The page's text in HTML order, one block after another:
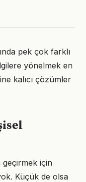
pek çok farklı
yönelmek en
kalıcı çözümler
geçirmek için
Küçük de olsa